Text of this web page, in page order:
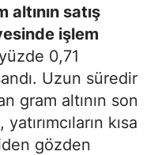
altının satış
işlem
0,71
Uzun süredir
gram altının son
kısa
gözden